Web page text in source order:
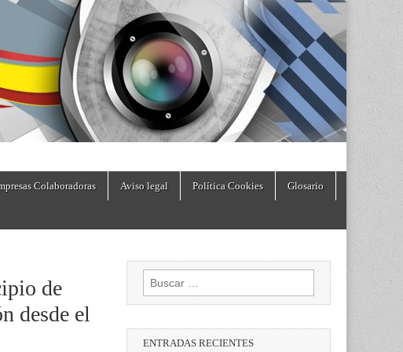
Colaboradoras Aviso legal Política Cookies Glosario
de
desde el
Buscar:
ENTRADAS RECIENTES